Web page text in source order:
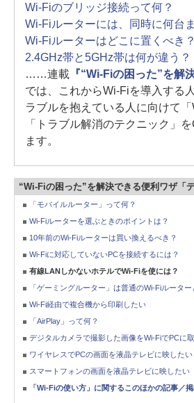
Wi-Fiのブリッジ接続って何？
Wi-Fiルーターには、同時に何台
Wi-Fiルーターはどこに置くべき？
2.4GHz帯と5GHz帯は何が違う？
……連載 『“Wi-Fiの困った”を解
では、これからWi-Fiを導入する
ラブルを抱えている人に向けて
「トラブル解消のテクニック」
ます。
“Wi-Fiの困った”を解決できる便利ワザ「
「モバイルルーター」って何？
Wi-Fiルーターを選ぶときのポイントは？
10年前のWi-Fiルーターは買い換えるべき？
Wi-Fiに対応していないPCを接続するには？
有線LANしかないホテルでWi-Fiを使には？
「ゲーミングルーター」は普通のWi-Fiルーター
Wi-Fi経由で複合機から印刷したい
「AirPlay」って何？
デジタルカメラで撮影した画像をWi-FiでPCに
ワイヤレスでPCの画面を液晶テレビに映したい
スマートフォンの画面を液晶テレビに映したい
「Wi-Fiの使い方」に関するこのほかの記事／